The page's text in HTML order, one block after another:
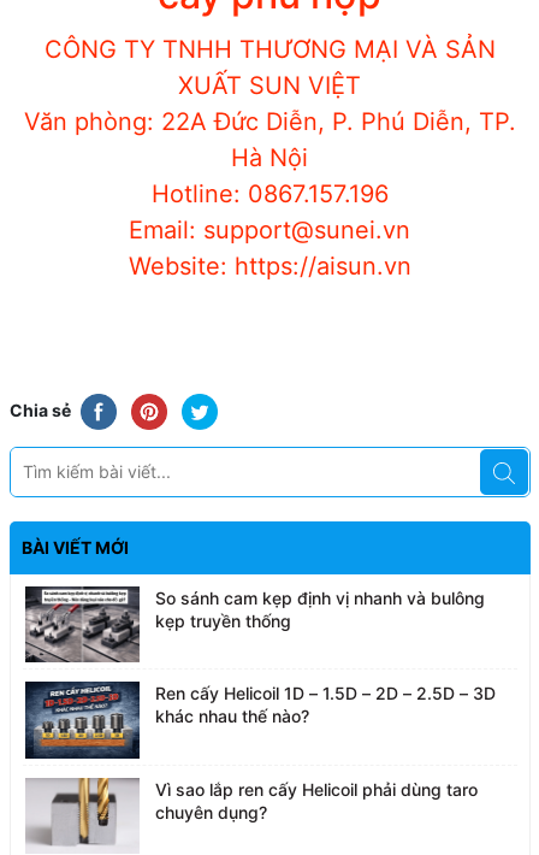
CÔNG TY TNHH THƯƠNG MẠI VÀ SẢN
XUẤT SUN VIỆT
Văn phòng: 22A Đức Diễn, P. Phú Diễn, TP.
Hà Nội
Hotline: 0867.157.196
Email: support@sunei.vn
Website: https://aisun.vn
Chia sẻ
BÀI VIẾT MỚI
So sánh cam kẹp định vị nhanh và bulông
kẹp truyền thống
Ren cấy Helicoil 1D – 1.5D – 2D – 2.5D – 3D
khác nhau thế nào?
Vì sao lắp ren cấy Helicoil phải dùng taro
chuyên dụng?